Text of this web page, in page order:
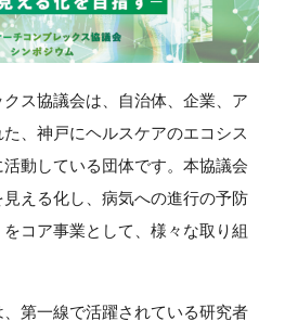
ス協議会は、自治体、企業、ア
、神戸にヘルスケアのエコシス
動している団体です。本協議会
える化し、病気への進行の予防
コア事業として、様々な取り組
第一線で活躍されている研究者